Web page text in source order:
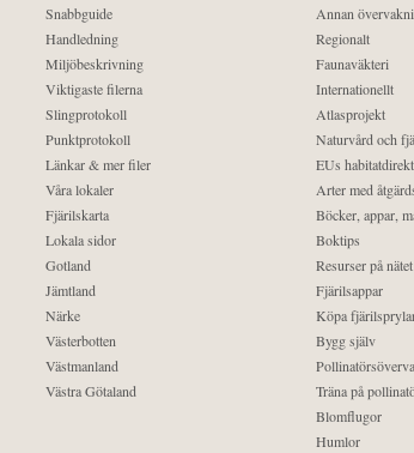
Snabbguide
Handledning
Miljöbeskrivning
Viktigaste filerna
Slingprotokoll
Punktprotokoll
Länkar & mer filer
Våra lokaler
Fjärilskarta
Lokala sidor
Gotland
Jämtland
Närke
Västerbotten
Västmanland
Västra Götaland
Annan
Regionalt
Faunaväkteri
Internationellt
Atlasprojekt
Naturvård och
EUs
Arter med
Böcker, appar,
Boktips
Resurser på nätet
Fjärilsappar
Köpa
Bygg själv
Träna på
Blomflugor
Humlor